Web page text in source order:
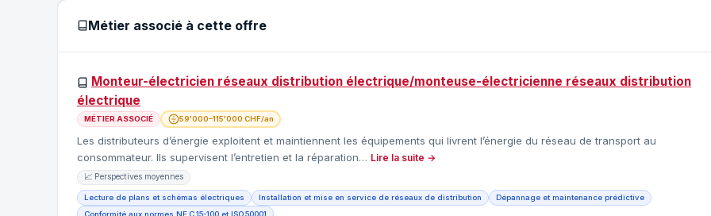
Métier associé à cette offre
Monteur-électricien réseaux distribution électrique/monteuse-électricienne réseaux distribution
électrique
MÉTIER ASSOCIÉ 59'000–115'000 CHF/an
Les distributeurs d’énergie exploitent et maintiennent les équipements qui livrent l’énergie du réseau de transport au
consommateur. Ils supervisent l’entretien et la réparation… Lire la suite →
📈 Perspectives moyennes
Lecture de plans et schémas électriques Installation et mise en service de réseaux de distribution
Dépannage et maintenance prédictive
Conformité aux normes NF C 15-100 et ISO 50001